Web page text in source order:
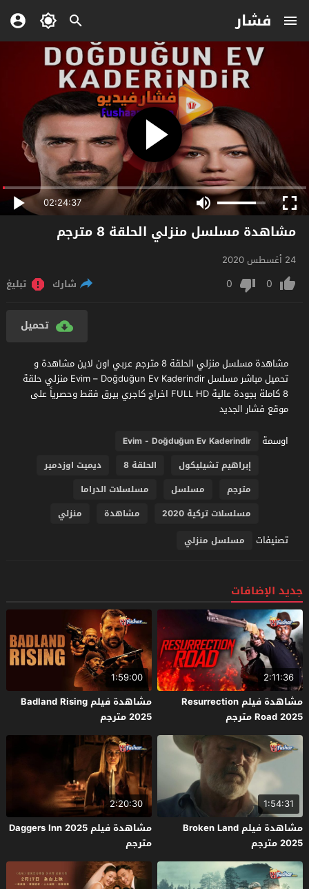
فشار
02:24:37
مشاهدة مسلسل منزلي الحلقة 8 مترجم
24 أغسطس 2020
0
0 شارك تبليغ
تحميل
مشاهدة مسلسل منزلي الحلقة 8 مترجم عربي اون لاين مشاهدة و
تحميل مباشر مسلسل Evim – Doğduğun Ev Kaderindir منزلي حلقة
8 كاملة بجودة عالية FULL HD اخراج كاجري بيرق فقط وحصرياً على
موقع فشار الجديد
اوسمة
Evim - Doğduğun Ev Kaderindir
إبراهيم تشيليكول
الحلقة 8
ديميت اوزدمير
مترجم
مسلسل
مسلسلات الدراما
مسلسلات تركية 2020
مشاهدة منزلي
تصنيفات مسلسل منزلي
جديد الإضافات
2:11:36
مشاهدة فيلم Resurrection
Road 2025 مترجم
1:59:00
مشاهدة فيلم Badland Rising
2025 مترجم
1:54:31
مشاهدة فيلم Broken Land
2025 مترجم
2:20:30
مشاهدة فيلم Daggers Inn 2025
مترجم